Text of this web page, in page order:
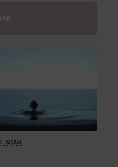
Tarjeta spa
spa